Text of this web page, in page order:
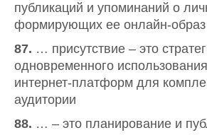
публикаций и упоминаний о
формирующих ее онлайн-образ
87. … присутствие – это
одновременного
интернет-платформ для
аудитории
88. … – это планирование и